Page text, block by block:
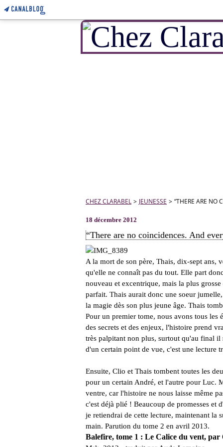
CHEZ CLARABEL > JEUNESSE > “THERE ARE NO
18 décembre 2012
“There are no coincidences. And
A la mort de son père, Thais, dix-sept ans,
qu'elle ne connaît pas du tout. Elle part
nouveau et excentrique, mais la plus
parfait. Thais aurait donc une soeur
la magie dès son plus jeune âge. Thais
Pour un premier tome, nous avons tous les
des secrets et des enjeux, l'histoire prend
très palpitant non plus, surtout qu'au final il
d'un certain point de vue, c'est une lecture
Ensuite, Clio et Thais tombent toutes les
pour un certain André, et l'autre pour Luc.
ventre, car l'histoire ne nous laisse même
c'est déjà plié ! Beaucoup de promesses et
je retiendrai de cette lecture, maintenant la
main. Parution du tome 2 en avril 2013.
Balefire, tome 1 : Le Calice du vent, par